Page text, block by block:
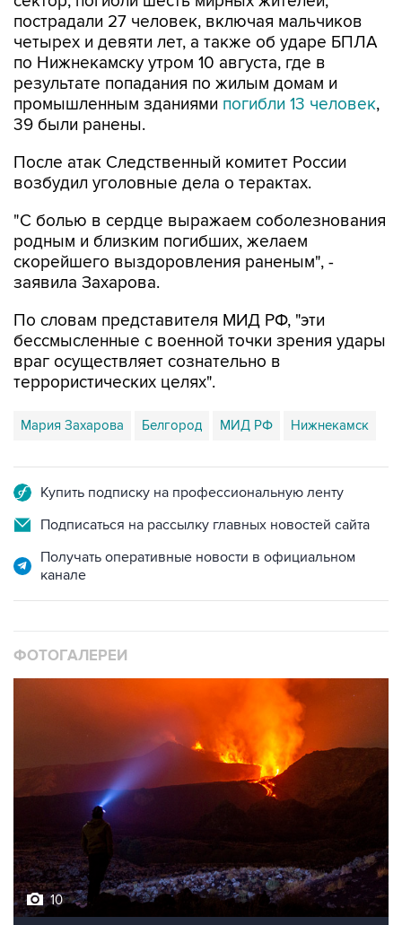
пострадали 27 человек, включая мальчиков
четырех и девяти лет, а также об ударе БПЛА
по Нижнекамску утром 10 августа, где в
результате попадания по жилым домам и
промышленным зданиями погибли 13 человек,
39 были ранены.
После атак Следственный комитет России
возбудил уголовные дела о терактах.
"С болью в сердце выражаем соболезнования
родным и близким погибших, желаем
скорейшего выздоровления раненым", -
заявила Захарова.
По словам представителя МИД РФ, "эти
бессмысленные с военной точки зрения удары
враг осуществляет сознательно в
террористических целях".
Мария Захарова Белгород МИД РФ Нижнекамск
Купить подписку на профессиональную ленту
Подписаться на рассылку главных новостей сайта
Получать оперативные новости в официальном
канале
ФОТОГАЛЕРЕИ
10